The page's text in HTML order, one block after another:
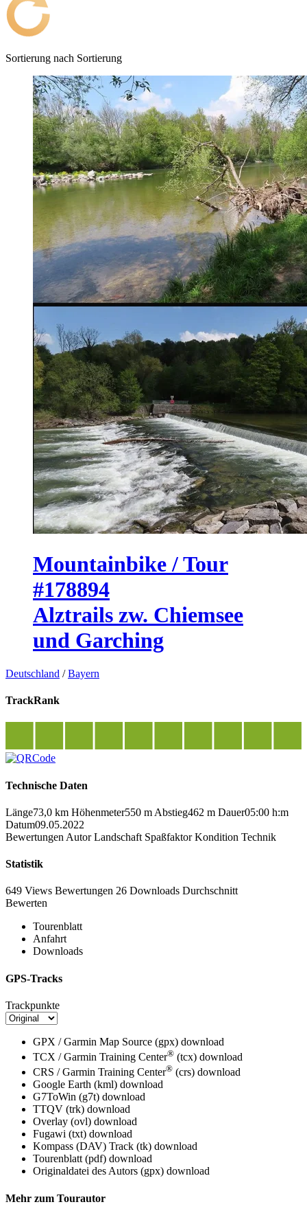
Sortierung nach Sortierung
Mountainbike / Tour
#178894
Alztrails zw. Chiemsee
und Garching
Deutschland /Bayern
TrackRank
Technische Daten
Länge73,0 km Höhenmeter550 m Abstieg462 m Dauer05:00 h:m
Datum09.05.2022
Bewertungen Autor Landschaft Spaßfaktor Kondition Technik
Statistik
649 Views Bewertungen 26 Downloads Durchschnitt
Bewerten
Tourenblatt
Anfahrt
Downloads
GPS-Tracks
Trackpunkte
GPX / Garmin Map Source (gpx) download
TCX / Garmin Training Center® (tcx) download
CRS / Garmin Training Center® (crs) download
Google Earth (kml) download
G7ToWin (g7t) download
TTQV (trk) download
Overlay (ovl) download
Fugawi (txt) download
Kompass (DAV) Track (tk) download
Tourenblatt (pdf) download
Originaldatei des Autors (gpx) download
Mehr zum Tourautor